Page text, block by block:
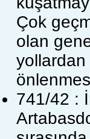
Çok
olan
741/42 :